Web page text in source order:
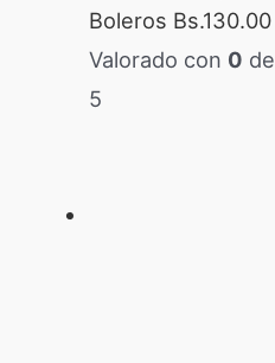
Boleros Bs.130.00
Valorado con 0 de
5